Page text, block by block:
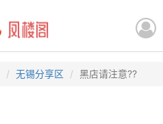
无锡分享区 黑店请注意??